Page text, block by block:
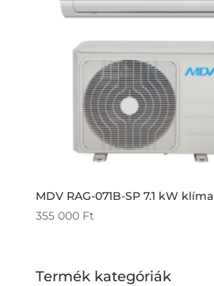
MDV RAG-071B-SP 7.1 kW klíma
355 000 Ft
Termék kategóriák